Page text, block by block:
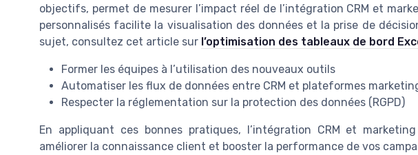
objectifs, permet de mesurer l’impact réel de l’intégration CRM et
personnalisés facilite la visualisation des données et la prise de
sujet, consultez cet article sur l’optimisation des tableaux de bord
Former les équipes à l’utilisation des nouveaux outils
Automatiser les flux de données entre CRM et plateformes
Respecter la réglementation sur la protection des données (RGPD)
En appliquant ces bonnes pratiques, l’intégration CRM et
améliorer la connaissance client et booster la performance de vos